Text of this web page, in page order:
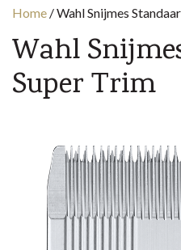
Home /Wahl Snijmes
Wahl
Super Trim